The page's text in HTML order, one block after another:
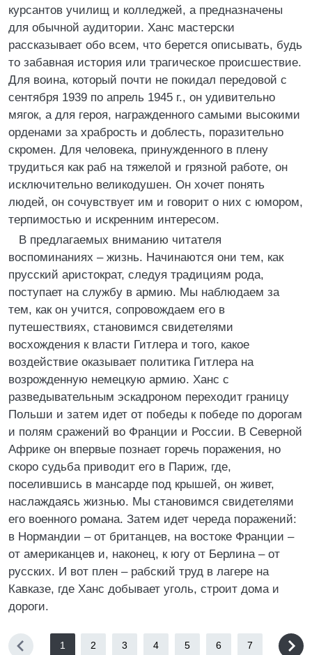
курсантов училищ и колледжей, а предназначены
для обычной аудитории. Ханс мастерски
рассказывает обо всем, что берется описывать, будь
то забавная история или трагическое происшествие.
Для воина, который почти не покидал передовой с
сентября 1939 по апрель 1945 г., он удивительно
мягок, а для героя, награжденного самыми высокими
орденами за храбрость и доблесть, поразительно
скромен. Для человека, принужденного в плену
трудиться как раб на тяжелой и грязной работе, он
исключительно великодушен. Он хочет понять
людей, он сочувствует им и говорит о них с юмором,
терпимостью и искренним интересом.
В предлагаемых вниманию читателя
воспоминаниях – жизнь. Начинаются они тем, как
прусский аристократ, следуя традициям рода,
поступает на службу в армию. Мы наблюдаем за
тем, как он учится, сопровождаем его в
путешествиях, становимся свидетелями
восхождения к власти Гитлера и того, какое
воздействие оказывает политика Гитлера на
возрожденную немецкую армию. Ханс с
разведывательным эскадроном переходит границу
Польши и затем идет от победы к победе по дорогам
и полям сражений во Франции и России. В Северной
Африке он впервые познает горечь поражения, но
скоро судьба приводит его в Париж, где,
поселившись в мансарде под крышей, он живет,
наслаждаясь жизнью. Мы становимся свидетелями
его военного романа. Затем идет череда поражений:
в Нормандии – от британцев, на востоке Франции –
от американцев и, наконец, к югу от Берлина – от
русских. И вот плен – рабский труд в лагере на
Кавказе, где Ханс добывает уголь, строит дома и
дороги.
1 2 3 4 5 6 7